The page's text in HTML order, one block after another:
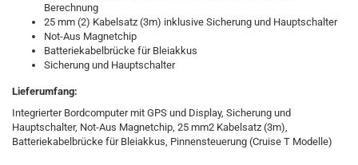
Berechnung
25 mm (2) Kabelsatz (3m) inklusive Sicherung und Hauptschalter
Not-Aus Magnetchip
Batteriekabelbrücke für Bleiakkus
Sicherung und Hauptschalter
Lieferumfang:
Integrierter Bordcomputer mit GPS und Display, Sicherung und
Hauptschalter, Not-Aus Magnetchip, 25 mm2 Kabelsatz (3m),
Batteriekabelbrücke für Bleiakkus, Pinnensteuerung (Cruise T Modelle)